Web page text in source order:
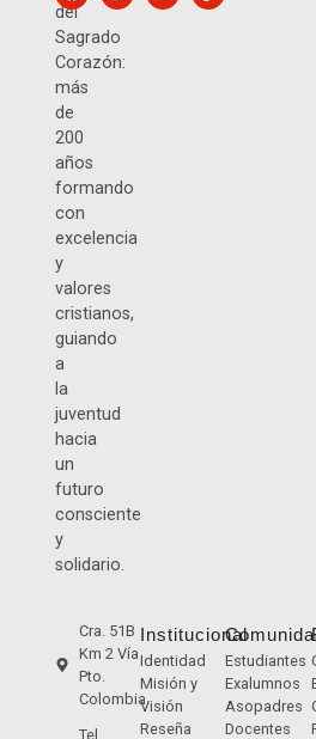
del
Sagrado
Corazón:
más
de
200
años
formando
con
excelencia
y
valores
cristianos,
guiando
a
la
juventud
hacia
un
futuro
consciente
y
solidario.
Cra. 51B
Km 2 Vía
Pto.
Colombia
Tel.
Institucional
Identidad
Misión y
Visión
Reseña
Estudiantes
Exalumnos
Asopadres
Docentes